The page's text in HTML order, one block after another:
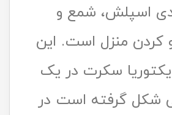
اسپلش، شمع و
کردن منزل است. این
سکرت در یک
شکل گرفته است در